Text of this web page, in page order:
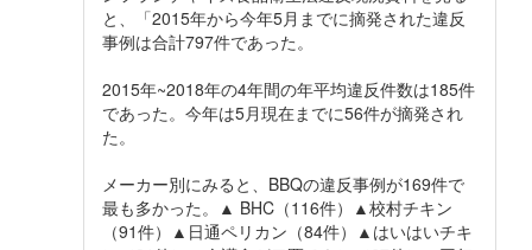
と、「2015年から今年5月までに摘発された違反
事例は合計797件であった。
2015年~2018年の4年間の年平均違反件数は185件
であった。今年は5月現在までに56件が摘発され
た。
メーカー別にみると、BBQの違反事例が169件で
最も多かった。▲ BHC（116件）▲校村チキン
（91件）▲日通ペリカン（84件）▲はいはいチキ